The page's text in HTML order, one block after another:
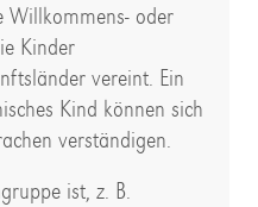
Willkommens- oder
Kinder
vereint. Ein
Kind können sich
verständigen.
ist, z. B.